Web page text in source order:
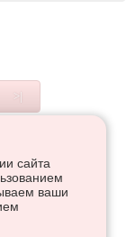
>|
войти или
сайта
ваши